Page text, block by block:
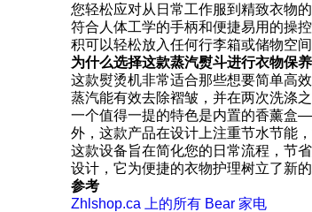
您轻松应对从日常工作服到精致衣物
符合人体工学的手柄和便捷易用的操
积可以轻松放入任何行李箱或储物空
为什么选择这款蒸汽熨斗进行衣物保
这款熨烫机非常适合那些想要简单高
蒸汽能有效去除褶皱，并在两次洗涤
一个值得一提的特色是内置的香薰盒
外，这款产品在设计上注重节水节能
这款设备旨在简化您的日常流程，节
设计，它为便捷的衣物护理树立了新
参考
Zhlshop.ca 上的所有 Bear 家电